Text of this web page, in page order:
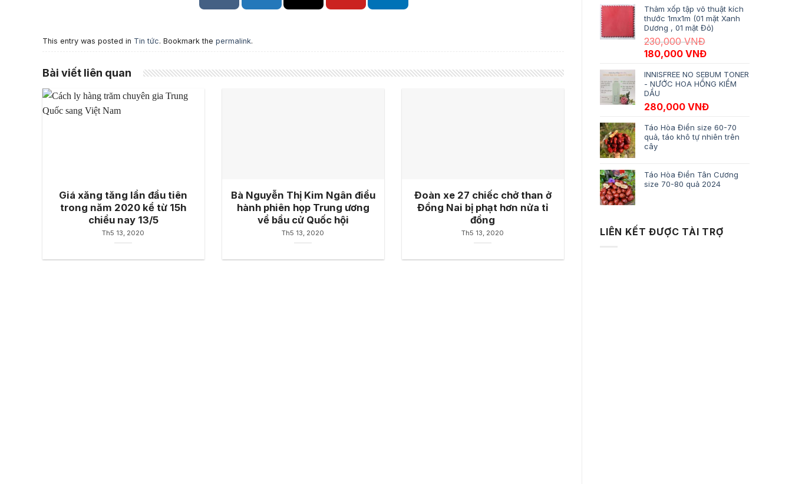
This entry was posted in Tin tức. Bookmark the permalink.
Bài viết liên quan
Giá xăng tăng lần đầu tiên
trong năm 2020 kể từ 15h
chiều nay 13/5
Th5 13, 2020
Bà Nguyễn Thị Kim Ngân điều
hành phiên họp Trung ương
về bầu cử Quốc hội
Th5 13, 2020
Đoàn xe 27 chiếc chở than ở
Đồng Nai bị phạt hơn nửa tỉ
đồng
Th5 13, 2020
Thảm xốp tập võ thuật kích
thước 1mx1m (01 mặt Xanh
Dương , 01 mặt Đỏ)
230,000VNĐ
Giá gốc là: 230,000 VNĐ.
180,000 VNĐGiá hiện tại là:
INNISFREE NO SEBUM TONER
- NƯỚC HOA HỒNG KIỀM
DẦU
280,000 VNĐ
Táo Hòa Điền size 60-70
quả, táo khô tự nhiên trên
cây
Táo Hòa Điền Tân Cương
size 70-80 quả 2024
LIÊN KẾT ĐƯỢC TÀI TRỢ